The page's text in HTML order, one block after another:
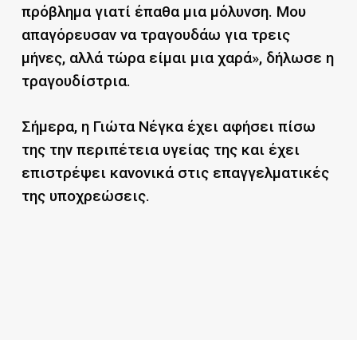
πρόβλημα γιατί έπαθα μια μόλυνση. Μου
απαγόρευσαν να τραγουδάω για τρεις
μήνες, αλλά τώρα είμαι μια χαρά», δήλωσε η
τραγουδίστρια.
Σήμερα, η Γιώτα Νέγκα έχει αφήσει πίσω
της την περιπέτεια υγείας της και έχει
επιστρέψει κανονικά στις επαγγελματικές
της υποχρεώσεις.